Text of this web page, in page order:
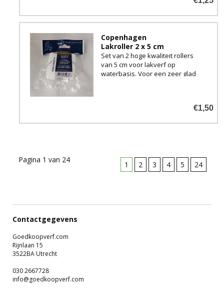
Copenhagen
Lakroller 2 x 5 cm
Set van 2 hoge kwaliteit rollers
van 5 cm voor lakverf op
waterbasis. Voor een zeer glad
€1,50
Pagina 1 van 24
1 2 3 4 5 24
Contactgegevens
Goedkoopverf.com
Rijnlaan 15
3522BA Utrecht
030 2667728
info@goedkoopverf.com